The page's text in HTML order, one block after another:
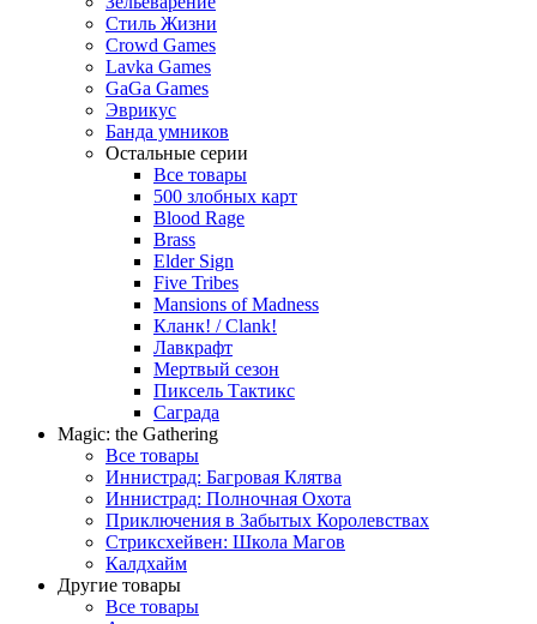
Стиль Жизни
Crowd Games
Lavka Games
GaGa Games
Эврикус
Банда умников
Остальные серии
Все товары
500 злобных карт
Blood Rage
Brass
Elder Sign
Five Tribes
Mansions of Madness
Кланк! / Clank!
Лавкрафт
Мертвый сезон
Пиксель Тактикс
Саграда
Magic: the Gathering
Все товары
Иннистрад: Багровая Клятва
Иннистрад: Полночная Охота
Приключения в Забытых Королевствах
Стриксхейвен: Школа Магов
Калдхайм
Другие товары
Все товары